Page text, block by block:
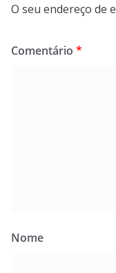
O seu endereço de
Comentário *
Nome